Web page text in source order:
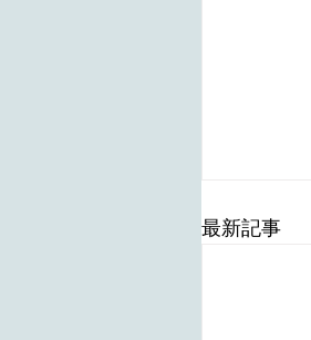
最新記事